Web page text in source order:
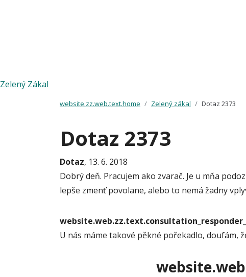
Zelený Zákal
website.zz.web.text.home Zelený zákal Dotaz 2373
Dotaz 2373
Dotaz, 13. 6. 2018
Dobrý deň. Pracujem ako zvarač. Je u mňa
lepše zmenť povolane, alebo to nemá žadny
U nás máme takové pěkné pořekadlo, doufám,